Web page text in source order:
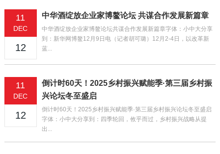
11
DEC
12
中华酒绽放企业家博鳌论坛 共谋合作发展新篇章
中华酒绽放企业家博鳌论坛共谋合作发展新篇章字体：小中大分享
到：新华网博鳌12月9日电（记者胡可璐）12月2-4日，以改革新
蓝...
11
DEC
12
倒计时60天！2025乡村振兴赋能季·第三届乡村振
兴论坛冬至盛启
倒计时60天！2025乡村振兴赋能季·第三届乡村振兴论坛冬至盛启
字体：小中大分享到：四季轮回，攸乎而过，乡村振兴战略从提
出...